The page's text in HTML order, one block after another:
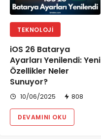
TEKNOLOJI
iOS 26 Batarya
Ayarları Yenilendi: Yeni
Özellikler Neler
Sunuyor?
10/06/2025 808
DEVAMINI OKU